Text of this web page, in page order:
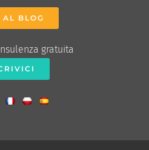
BLOG
gratuita